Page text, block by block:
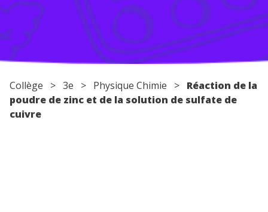
Conseils pour les parents
Collège > 3e > Physique Chimie > Réaction de la
poudre de zinc et de la solution de sulfate de
cuivre